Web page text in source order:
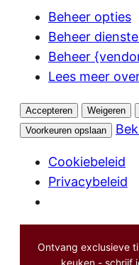
Beheer opties
Beheer
Beheer
Lees meer
Accepteren Weigeren
Voorkeuren opslaan
Cookiebeleid
Privacybeleid
Ontvang exclusieve